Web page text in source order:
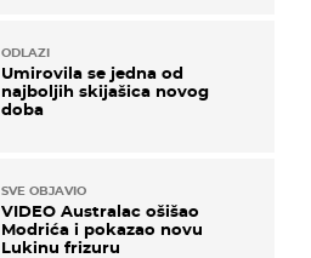
ODLAZI
Umirovila se jedna od
najboljih skijašica novog
doba
SVE OBJAVIO
VIDEO Australac ošišao
Modrića i pokazao novu
Lukinu frizuru